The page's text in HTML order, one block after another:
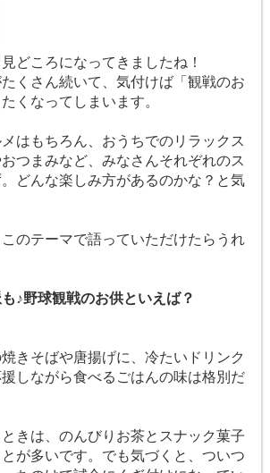
どころになってきましたね！
くさん続いて、気付けば「観戦のお
くなってしまいます。
はもちろん、おうちでのリラックス
つまみなど、みなさんそれぞれのス
どんな楽しみ方があるのかな？と気
のテーマで語っていただけたらうれ
♪野球観戦のお供といえば？
焼きそばや唐揚げに、冷たいドリンク
しながら食べるごはんの味は格別だ
ときは、のんびりお茶とスナック菓子
が多いです。でも気づくと、ついつ